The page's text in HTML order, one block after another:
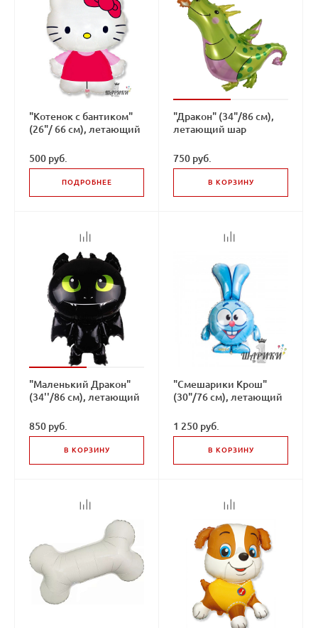
"Котенок с бантиком"
(26"/ 66 см), летающий
500 руб.
ПОДРОБНЕЕ
"Дракон" (34"/86 см),
летающий шар
750 руб.
В КОРЗИНУ
"Маленький Дракон"
(34''/86 см), летающий
850 руб.
В КОРЗИНУ
"Смешарики Крош"
(30"/76 см), летающий
1 250 руб.
В КОРЗИНУ